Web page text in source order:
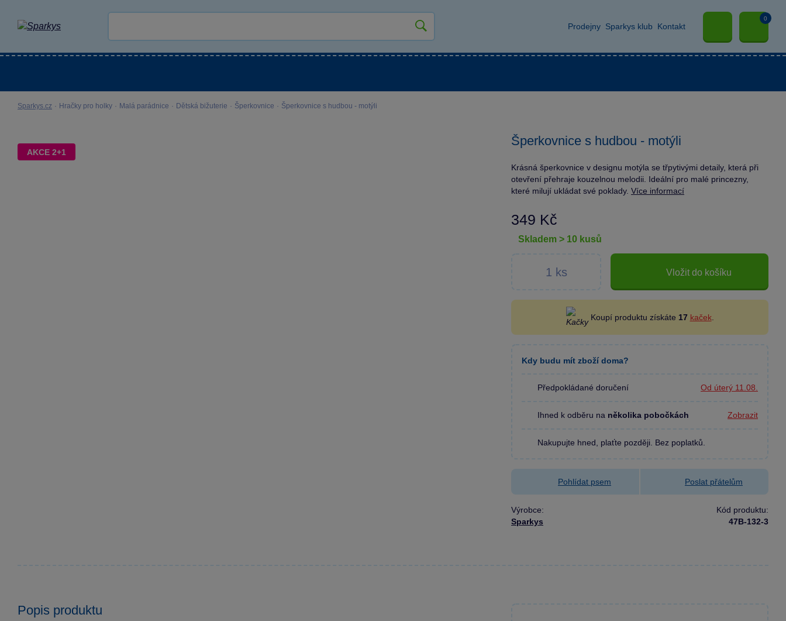
Prodejny Sparkys klub Kontakt
0
Sparkys.cz · Hračky pro holky · Malá parádnice · Dětská bižuterie · Šperkovnice · Šperkovnice s hudbou - motýli
AKCE 2+1
Šperkovnice s hudbou - motýli
Krásná šperkovnice v designu motýla se třpytivými detaily, která při
otevření přehraje kouzelnou melodii. Ideální pro malé princezny,
které milují ukládat své poklady. Více informací
349 Kč
skladem > 10 kusů
Vložit do košíku
Koupí produktu získáte 17 kaček.
Kdy budu mít zboží doma?
Předpokládané doručení Od úterý 11.08.
Ihned k odběru na několika pobočkách Zobrazit
Nakupujte hned, plaťte později. Bez poplatků.
Pohlídat psem Poslat přátelům
Výrobce:
Sparkys
Kód produktu:
47B-132-3
Popis produktu